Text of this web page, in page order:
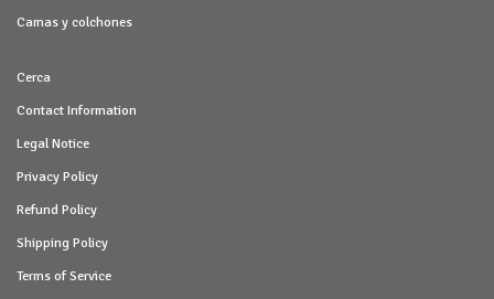
Camas y colchones
Cerca
Contact Information
Legal Notice
Privacy Policy
Refund Policy
Shipping Policy
Terms of Service